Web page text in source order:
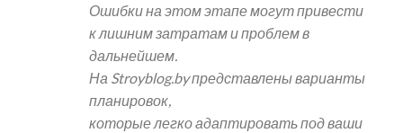
Ошибки на этом этапе могут привести
к лишним затратам и проблем в
дальнейшем.
На Stroyblog.by представлены варианты
планировок,
которые легко адаптировать под ваши